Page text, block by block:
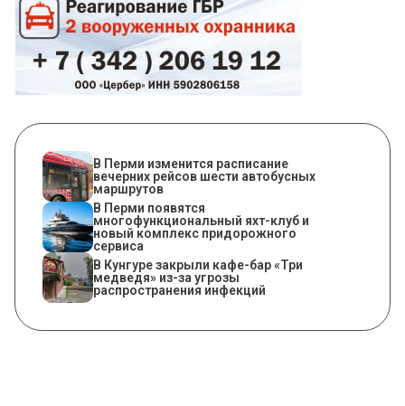
​В Перми изменится расписание
вечерних рейсов шести автобусных
маршрутов
В Перми появятся
многофункциональный яхт-клуб и
новый комплекс придорожного
сервиса
​В Кунгуре закрыли кафе-бар «Три
медведя» из-за угрозы
распространения инфекций